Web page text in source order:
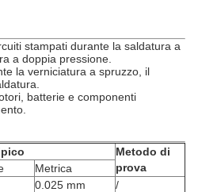
stampati durante la saldatura a
a doppia pressione.
la verniciatura a spruzzo, il
batterie e componenti
Metodo di
prova
Metrica
0.025 mm
/